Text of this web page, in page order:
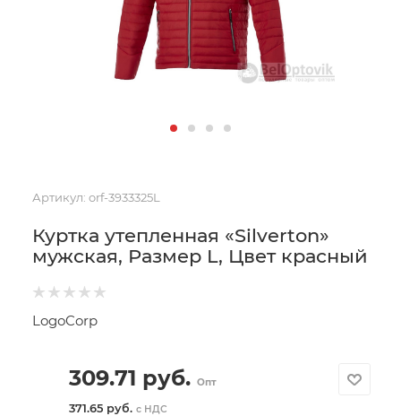
Артикул: orf-3933325L
Куртка утепленная «Silverton»
мужская, Размер L, Цвет красный
LogoCorp
309.71 руб. Опт
371.65 руб. с НДС